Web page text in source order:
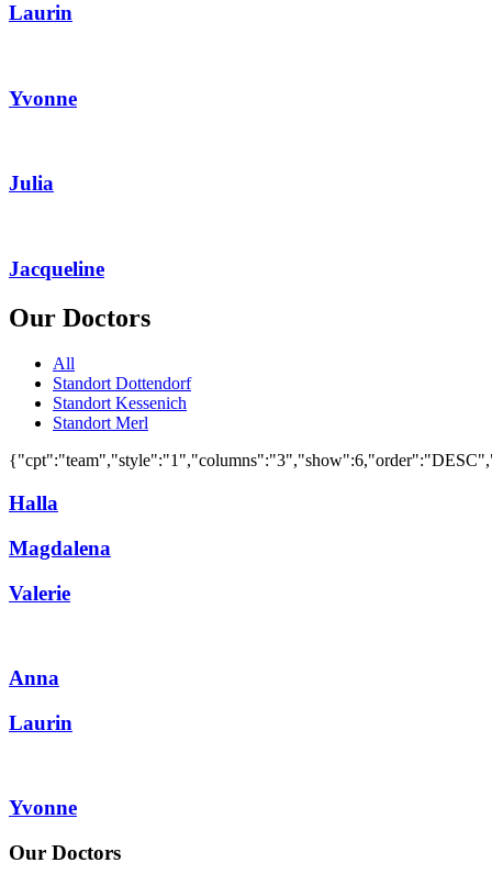
Laurin
Yvonne
Julia
Jacqueline
Our Doctors
All
Standort Dottendorf
Standort Kessenich
Standort Merl
Halla
Magdalena
Valerie
Anna
Laurin
Yvonne
Our Doctors